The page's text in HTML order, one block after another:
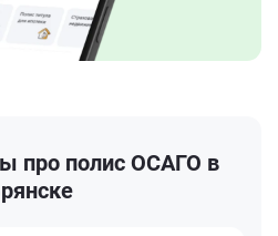
про полис ОСАГО в